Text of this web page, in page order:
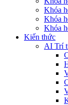
Khóa
Khóa
Khóa
Kiến thức
AI Trí